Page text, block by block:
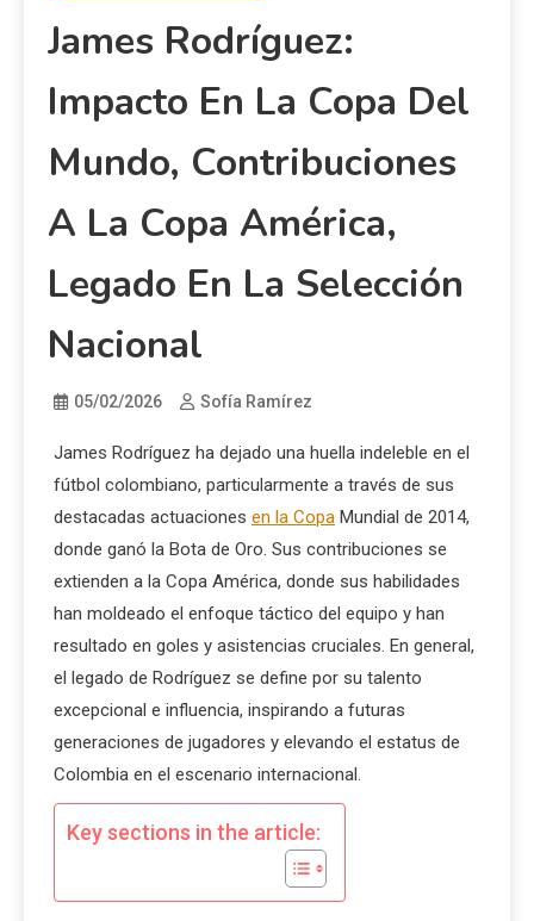
James Rodríguez:
Impacto En La Copa Del
Mundo, Contribuciones
A La Copa América,
Legado En La Selección
Nacional
05/02/2026 Sofía Ramírez
James Rodríguez ha dejado una huella indeleble en el
fútbol colombiano, particularmente a través de sus
destacadas actuaciones en la Copa Mundial de 2014,
donde ganó la Bota de Oro. Sus contribuciones se
extienden a la Copa América, donde sus habilidades
han moldeado el enfoque táctico del equipo y han
resultado en goles y asistencias cruciales. En general,
el legado de Rodríguez se define por su talento
excepcional e influencia, inspirando a futuras
generaciones de jugadores y elevando el estatus de
Colombia en el escenario internacional.
Key sections in the article: